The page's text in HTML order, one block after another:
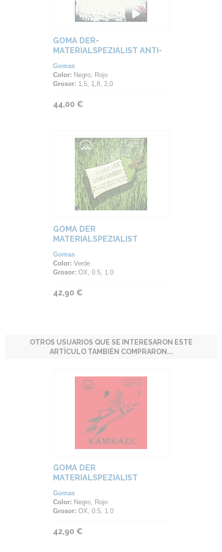
GOMA DER-
MATERIALSPEZIALIST ANTI-
Gomas
Color: Negro, Rojo
Grosor: 1,5, 1,8, 2,0
44,00 €
GOMA DER
MATERIALSPEZIALIST
GRASS EDITION
Gomas
Color: Verde
Grosor: OX, 0.5, 1.0
42,90 €
OTROS USUARIOS QUE SE INTERESARON ESTE
ARTÍCULO TAMBIÉN COMPRARON...
GOMA DER
MATERIALSPEZIALIST
Gomas
Color: Negro, Rojo
Grosor: OX, 0.5, 1.0
42,90 €